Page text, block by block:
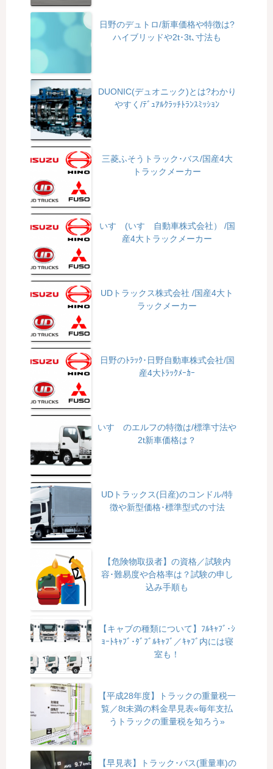
日野のデュトロ/新車価格や特徴は?
ハイブリッドや2t･3t､寸法も
DUONIC(デュオニック)とは?わかり
やすく/ﾃﾞｭｱﾙｸﾗｯﾁﾄﾗﾝｽﾐｯｼｮﾝ
三菱ふそうトラック･バス/国産4大
トラックメーカー
いすゞ(いすゞ自動車株式会社） /国
産4大トラックメーカー
UDトラックス株式会社 /国産4大ト
ラックメーカー
日野のﾄﾗｯｸ･日野自動車株式会社/国
産4大ﾄﾗｯｸﾒｰｶｰ
いすゞのエルフの特徴は/標準寸法や
2t新車価格は？
UDトラックス(日産)のコンドル/特
徴や新型価格･標準型式の寸法
【危険物取扱者】の資格／試験内
容･難易度や合格率は？試験の申し
込み手順も
【キャブの種類について】ﾌﾙｷｬﾌﾞ･ｼ
ｮｰﾄｷｬﾌﾞ･ﾀﾞﾌﾞﾙｷｬﾌﾞ／ｷｬﾌﾞ内には寝
室も！
【平成28年度】トラックの重量税一
覧／8t未満の料金早見表«毎年支払
うトラックの重量税を知ろう»
【早見表】トラック･バス(重量車)の